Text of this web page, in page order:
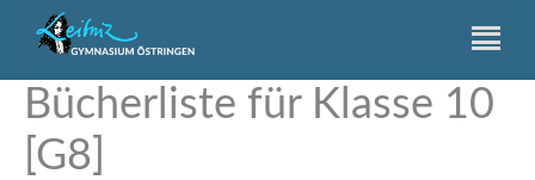
Bücherliste für Klasse 10
[G8]